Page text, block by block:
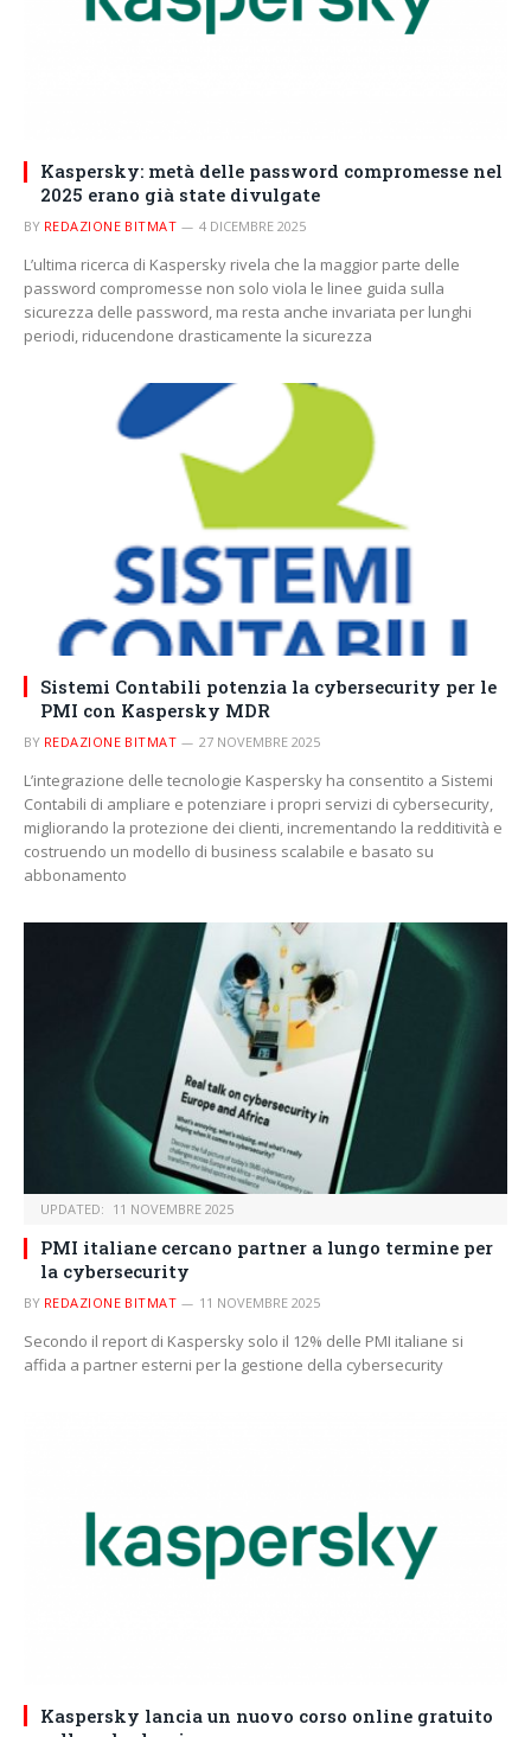
Kaspersky: metà delle password compromesse nel
2025 erano già state divulgate
BY REDAZIONE BITMAT 4 DICEMBRE 2025
L’ultima ricerca di Kaspersky rivela che la maggior parte delle
password compromesse non solo viola le linee guida sulla
sicurezza delle password, ma resta anche invariata per lunghi
periodi, riducendone drasticamente la sicurezza
Sistemi Contabili potenzia la cybersecurity per le
PMI con Kaspersky MDR
BY REDAZIONE BITMAT 27 NOVEMBRE 2025
L’integrazione delle tecnologie Kaspersky ha consentito a Sistemi
Contabili di ampliare e potenziare i propri servizi di cybersecurity,
migliorando la protezione dei clienti, incrementando la redditività e
costruendo un modello di business scalabile e basato su
abbonamento
UPDATED: 11 NOVEMBRE 2025
PMI italiane cercano partner a lungo termine per
la cybersecurity
BY REDAZIONE BITMAT 11 NOVEMBRE 2025
Secondo il report di Kaspersky solo il 12% delle PMI italiane si
affida a partner esterni per la gestione della cybersecurity
Kaspersky lancia un nuovo corso online gratuito